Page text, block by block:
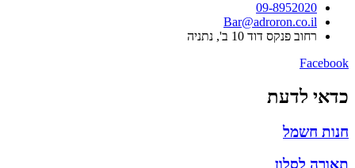
09-8952020
Bar@adroron.co.il
רחוב פנקס דוד 10 ב', נתניה
Facebook
כדאי לדעת
חנות חשמל
תאורה לסלון